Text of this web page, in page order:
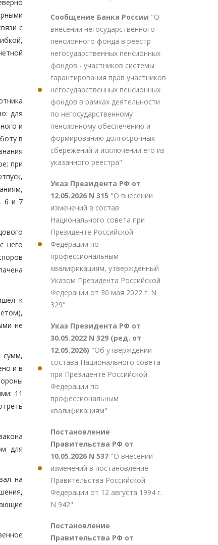
с
для
и
в
при
6 и 7
него
к
не
и в
11
для
на
Сообщение Банка России "О
внесении негосударственного
пенсионного фонда в реестр
негосударственных пенсионных
фондов - участников системы
гарантирования прав участников
негосударственных пенсионных
фондов в рамках деятельности
по негосударственному
пенсионному обеспечению и
формированию долгосрочных
сбережений и исключении его из
указанного реестра"
Указ Президента РФ от
12.05.2026 N 315 "О внесении
изменений в состав
Национального совета при
Президенте Российской
Федерации по
профессиональным
квалификациям, утвержденный
Указом Президента Российской
Федерации от 30 мая 2022 г. N
329"
Указ Президента РФ от
30.05.2022 N 329 (ред. от
12.05.2026) "Об утверждении
состава Национального совета
при Президенте Российской
Федерации по
профессиональным
квалификациям"
Постановление
Правительства РФ от
10.05.2026 N 537 "О внесении
изменений в постановление
Правительства Российской
Федерации от 12 августа 1994 г.
N 942"
Постановление
Правительства РФ от